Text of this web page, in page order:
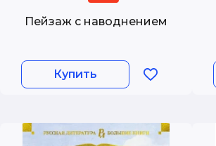
Пейзаж с наводнением
Купить